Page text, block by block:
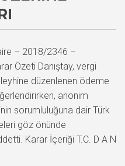
– 2018/2346 –
Özeti Danıştay, vergi
düzenlenen ödeme
anonim
sorumluluğuna dair Türk
göz önünde
Karar İçeriği T.C. D A N